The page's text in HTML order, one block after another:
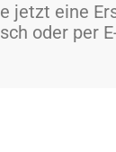
jetzt eine
oder per